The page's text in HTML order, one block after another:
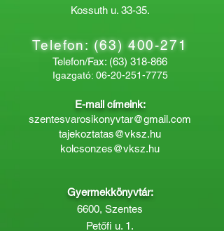
Kossuth u. 33-35.
Telefon:(63) 400-271
Telefon/Fax: (63) 318-866
Igazgató: 06-20-251-7775
E-mail címeink:
szentesvarosikonyvtar@gmail.com
tajekoztatas@vksz.hu
kolcsonzes@vksz.hu
Gyermekkönyvtár:
6600, Szentes
Petőfi u. 1.